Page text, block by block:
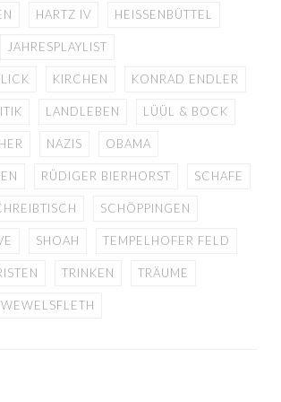
HARTZ IV HEISSENBÜTTEL
JAHRESPLAYLIST
KIRCHEN KONRAD ENDLER
LANDLEBEN LÜÜL & BOCK
NAZIS OBAMA
RÜDIGER BIERHORST SCHAFE
SCHÖPPINGEN
SHOAH TEMPELHOFER FELD
TRINKEN TRÄUME
WEWELSFLETH